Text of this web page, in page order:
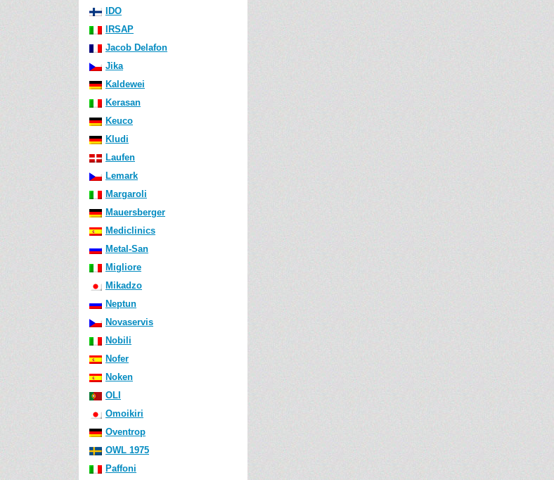
IDO
IRSAP
Jacob Delafon
Jika
Kaldewei
Kerasan
Keuco
Kludi
Laufen
Lemark
Margaroli
Mauersberger
Mediclinics
Metal-San
Migliore
Mikadzo
Neptun
Novaservis
Nobili
Nofer
Noken
OLI
Omoikiri
Oventrop
OWL 1975
Paffoni